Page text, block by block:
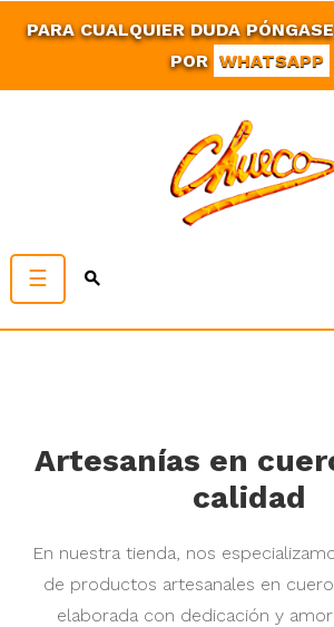
PARA CUALQUIER DUDA
POR WHATSAPP
Navegación
de
palanca
☰
Artesanías en
calidad
En nuestra tienda, nos
de productos artesanales en
elaborada con dedicación y